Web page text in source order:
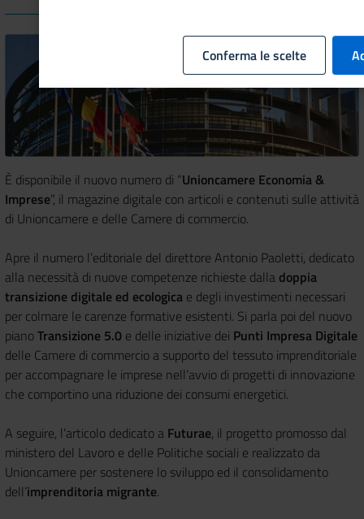
È disponibile il nuovo numero di “Unioncamere Economia &
Imprese”, il magazine digitale con articoli e contenuti sulle attività
di Unioncamere e delle Camere di commercio.
Apre il numero l’editoriale del direttore Antonio Paoletti, dedicato
alla necessità di nuove competenze richieste dalla doppia
transizione digitale ed ecologica e degli investimenti necessari
per colmare le carenze formative esistenti. Si parla poi del nuovo
pianoTransizione 5.0 e delle iniziative dei Punti Impresa Digitale
delle Camere di commercio a supporto del tessuto imprenditoriale
per accompagnare le imprese nell’avvio di progetti di innovazione
che comportino una riduzione dei consumi energetici.
A seguire, l’articolo dedicato a Futurae, il progetto promosso dal
ministero del Lavoro e delle Politiche sociali e realizzato da
Unioncamere per sostenere lo sviluppo ed il consolidamento
dell’imprenditoria migrante.
Conferma le scelte